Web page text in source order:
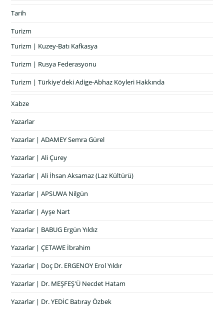
Tarih
Turizm
Turizm | Kuzey-Batı Kafkasya
Turizm | Rusya Federasyonu
Turizm | Türkiye'deki Adige-Abhaz Köyleri Hakkında
Xabze
Yazarlar
Yazarlar | ADAMEY Semra Gürel
Yazarlar | Ali Çurey
Yazarlar | Ali İhsan Aksamaz (Laz Kültürü)
Yazarlar | APSUWA Nilgün
Yazarlar | Ayşe Nart
Yazarlar | BABUG Ergün Yıldız
Yazarlar | ÇETAWE İbrahim
Yazarlar | Doç Dr. ERGENOY Erol Yıldır
Yazarlar | Dr. MEŞFEŞ'Ü Necdet Hatam
Yazarlar | Dr. YEDİC Batıray Özbek